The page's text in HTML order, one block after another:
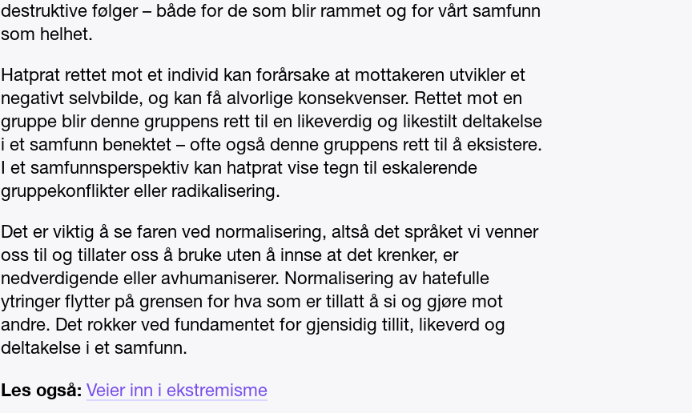
destruktive følger – både for de som blir rammet og for vårt samfunn
som helhet.
Hatprat rettet mot et individ kan forårsake at mottakeren utvikler et
negativt selvbilde, og kan få alvorlige konsekvenser. Rettet mot en
gruppe blir denne gruppens rett til en likeverdig og likestilt deltakelse
i et samfunn benektet – ofte også denne gruppens rett til å eksistere.
I et samfunnsperspektiv kan hatprat vise tegn til eskalerende
gruppekonflikter eller radikalisering.
Det er viktig å se faren ved normalisering, altså det språket vi venner
oss til og tillater oss å bruke uten å innse at det krenker, er
nedverdigende eller avhumaniserer. Normalisering av hatefulle
ytringer flytter på grensen for hva som er tillatt å si og gjøre mot
andre. Det rokker ved fundamentet for gjensidig tillit, likeverd og
deltakelse i et samfunn.
Les også: Veier inn i ekstremisme